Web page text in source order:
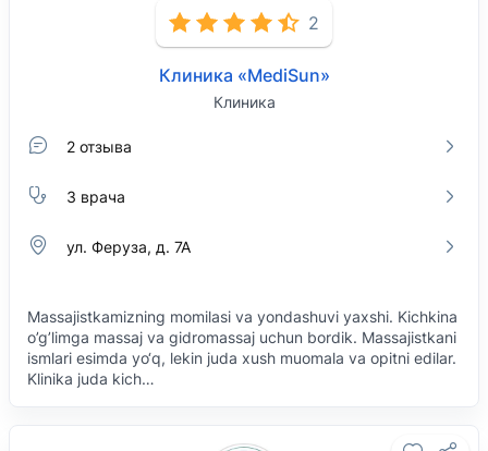
2
Клиника «MediSun»
Клиника
2 отзыва
3 врача
ул. Феруза, д. 7А
Massajistkamizning momilasi va yondashuvi yaxshi. Kichkina
o’g’limga massaj va gidromassaj uchun bordik. Massajistkani
ismlari esimda yo‘q, lekin juda xush muomala va opitni edilar.
Klinika juda kich…